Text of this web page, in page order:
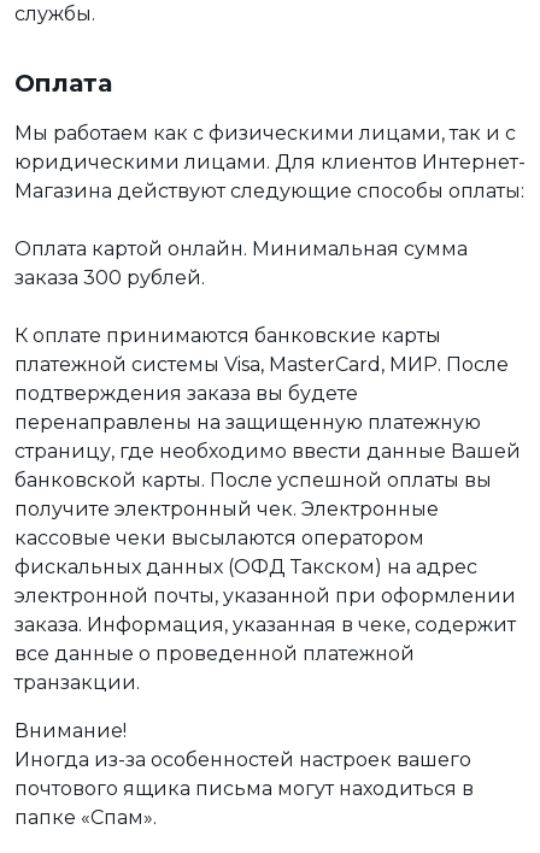
службы.
Оплата
Мы работаем как с физическими лицами, так и с
юридическими лицами. Для клиентов Интернет-
Магазина действуют следующие способы оплаты:
Оплата картой онлайн. Минимальная сумма
заказа 300 рублей.
К оплате принимаются банковские карты
платежной системы Visa, MasterCard, МИР. После
подтверждения заказа вы будете
перенаправлены на защищенную платежную
страницу, где необходимо ввести данные Вашей
банковской карты. После успешной оплаты вы
получите электронный чек. Электронные
кассовые чеки высылаются оператором
фискальных данных (ОФД Такском) на адрес
электронной почты, указанной при оформлении
заказа. Информация, указанная в чеке, содержит
все данные о проведенной платежной
транзакции.
Внимание!
Иногда из-за особенностей настроек вашего
почтового ящика письма могут находиться в
папке «Спам».